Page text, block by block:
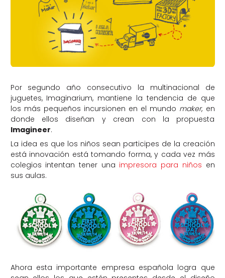
Por segundo año consecutivo la multinacional de
juguetes, Imaginarium, mantiene la tendencia de que
los más pequeños incursionen en el mundo maker, en
donde ellos diseñan y crean con la propuesta
Imagineer.
La idea es que los niños sean participes de la creación
está innovación está tomando forma, y cada vez más
colegios intentan tener una impresora para niños en
sus aulas.
Ahora esta importante empresa española logra que